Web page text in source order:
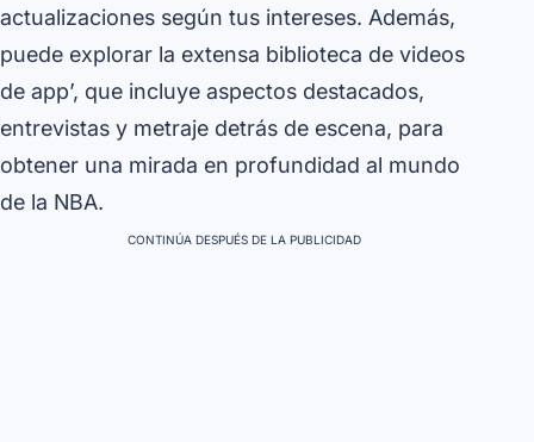
actualizaciones según tus intereses. Además,
puede explorar la extensa biblioteca de videos
de app’, que incluye aspectos destacados,
entrevistas y metraje detrás de escena, para
obtener una mirada en profundidad al mundo
de la NBA.
CONTINÚA DESPUÉS DE LA PUBLICIDAD